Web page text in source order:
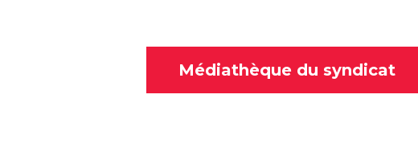
Médiathèque du syndicat